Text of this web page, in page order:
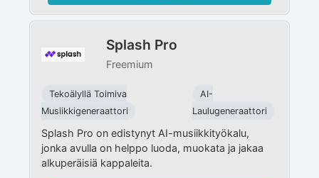
Splash Pro
Freemium
Tekoälyllä Toimiva
Musiikkigeneraattori
AI-
Laulugeneraattori
Splash Pro on edistynyt AI-musiikkityökalu,
jonka avulla on helppo luoda, muokata ja jakaa
alkuperäisiä kappaleita.